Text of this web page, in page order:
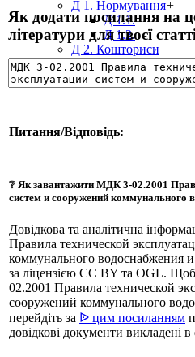
Д 1. Нормування+
Д 1.1.
Д 1.2.
Д 2. Кошториси
Статті
Абетка
Як додати посилання на
літератури для твоєї
Питання/Відповідь:
❔ Як завантажити МДК 3-02.2001
систем и сооружений коммунального
Довідкова та аналітична
Правила технической
коммунального водоснабжения
за ліцензією CC BY та OGL.
02.2001 Правила технической
сооружений коммунального
перейдіть за ᐉ цим посиланням
довідкові документи викладені